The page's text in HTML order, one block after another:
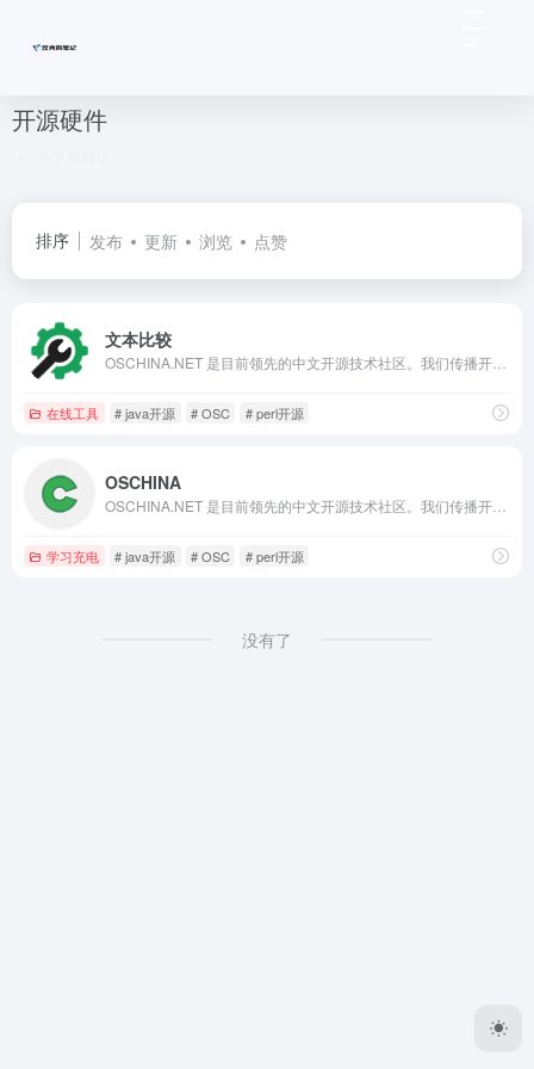
开源硬件
排序 发布 更新 浏览 点赞
文本比较
在线工具 # java开源 # OSC # perl开源
OSCHINA
学习充电 # java开源 # OSC # perl开源
没有了